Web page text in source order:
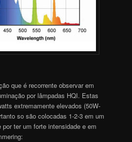
que é recorrente observar em
por lâmpadas HQI. Estas
extremamente elevados (50W-
so são colocadas 1-2-3 em um
ter um forte intensidade e em